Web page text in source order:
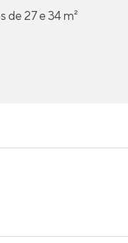
de 27 e 34 m²